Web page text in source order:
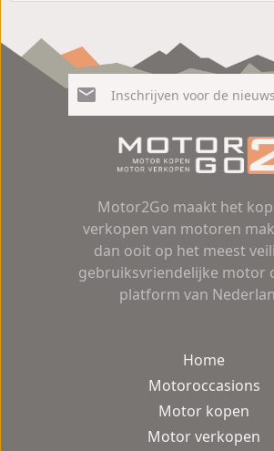
Motor2Go maakt het
verkopen van motoren
dan ooit op het meest
gebruiksvriendelijke motor
platform van
Home
Motoroccasions
Motor kopen
Motor verkopen